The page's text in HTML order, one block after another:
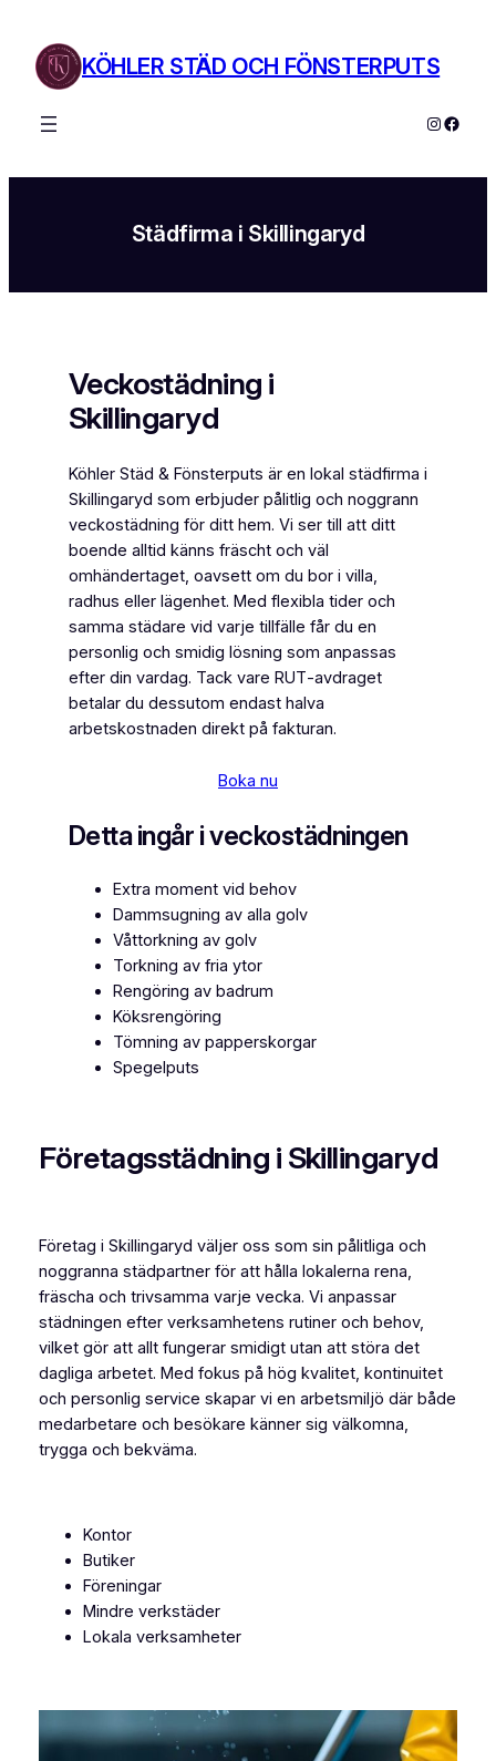
innehåll
KÖHLER STÄD OCH FÖNSTERPUTS
Städfirma i Skillingaryd
Veckostädning i
Skillingaryd
Köhler Städ & Fönsterputs är en lokal städfirma i
Skillingaryd som erbjuder pålitlig och noggrann
veckostädning för ditt hem. Vi ser till att ditt
boende alltid känns fräscht och väl
omhändertaget, oavsett om du bor i villa,
radhus eller lägenhet. Med flexibla tider och
samma städare vid varje tillfälle får du en
personlig och smidig lösning som anpassas
efter din vardag. Tack vare RUT‑avdraget
betalar du dessutom endast halva
arbetskostnaden direkt på fakturan.
Boka nu
Detta ingår i veckostädningen
Extra moment vid behov
Dammsugning av alla golv
Våttorkning av golv
Torkning av fria ytor
Rengöring av badrum
Köksrengöring
Tömning av papperskorgar
Spegelputs
Företagsstädning i Skillingaryd
Företag i Skillingaryd väljer oss som sin pålitliga och
noggranna städpartner för att hålla lokalerna rena,
fräscha och trivsamma varje vecka. Vi anpassar
städningen efter verksamhetens rutiner och behov,
vilket gör att allt fungerar smidigt utan att störa det
dagliga arbetet. Med fokus på hög kvalitet, kontinuitet
och personlig service skapar vi en arbetsmiljö där både
medarbetare och besökare känner sig välkomna,
trygga och bekväma.
Kontor
Butiker
Föreningar
Mindre verkstäder
Lokala verksamheter